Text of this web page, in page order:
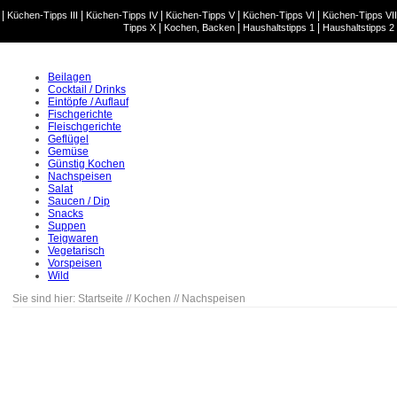
Küchen-Tipps III Küchen-Tipps IV| Küchen-Tipps V| Küchen-Tipps VI
Küchen-Tipps VII
Tipps X
Kochen, Backen Haushaltstipps 1 Haushaltstipps 2
Beilagen
Cocktail / Drinks
Eintöpfe / Auflauf
Fischgerichte
Fleischgerichte
Geflügel
Gemüse
Günstig Kochen
Nachspeisen
Salat
Saucen / Dip
Snacks
Suppen
Teigwaren
Vegetarisch
Vorspeisen
Wild
Sie sind hier: Startseite // Kochen // Nachspeisen